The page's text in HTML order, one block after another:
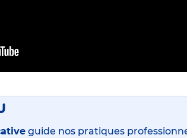
guide nos pratiques